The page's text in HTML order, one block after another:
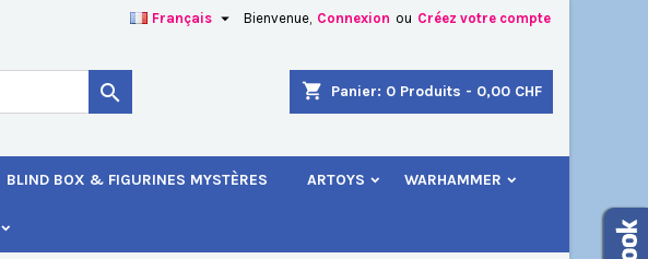
Bienvenue, Connexion ou Créez votre compte
Français 
shopping_cart Panier: 0 Produits - 0,00 CHF

BLIND BOX & FIGURINES MYSTÈRES ARTOYS WARHAMMER
à votre liste d'envies.
Connexion